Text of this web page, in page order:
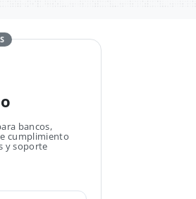
bancos,
cumplimiento
y soporte